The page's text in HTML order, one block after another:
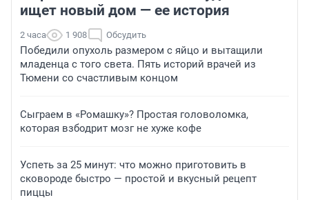
ищет новый дом — ее история
2 часа 1 908 Обсудить
Победили опухоль размером с яйцо и вытащили
младенца с того света. Пять историй врачей из
Тюмени со счастливым концом
Сыграем в «Ромашку»? Простая головоломка,
которая взбодрит мозг не хуже кофе
Успеть за 25 минут: что можно приготовить в
сковороде быстро — простой и вкусный рецепт
пиццы